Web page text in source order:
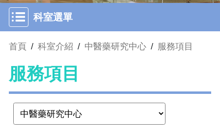
科室選單
首頁 / 科室介紹 / 中醫藥研究中心 / 服務項目
服務項目